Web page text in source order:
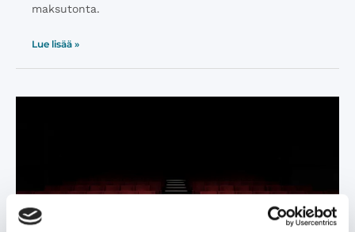
maksutonta.
Lue lisää »